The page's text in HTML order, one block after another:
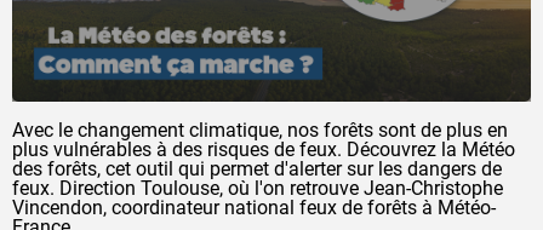
Avec le changement climatique, nos forêts sont de plus en
plus vulnérables à des risques de feux. Découvrez la Météo
des forêts, cet outil qui permet d'alerter sur les dangers de
feux. Direction Toulouse, où l'on retrouve Jean-Christophe
Vincendon, coordinateur national feux de forêts à Météo-